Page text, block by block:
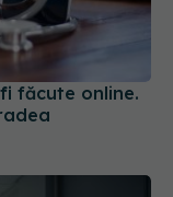
făcute online.